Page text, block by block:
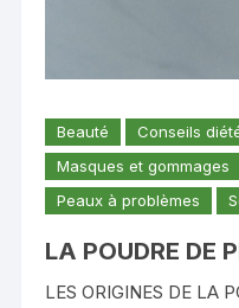
Beauté Conseils
Masques et gommages
Peaux à problèmes
LA POUDRE DE
LES ORIGINES DE LA